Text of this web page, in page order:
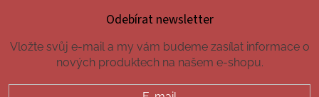
Odebírat newsletter
Vložte svůj e-mail a my vám budeme zasílat informace o
nových produktech na našem e-shopu.